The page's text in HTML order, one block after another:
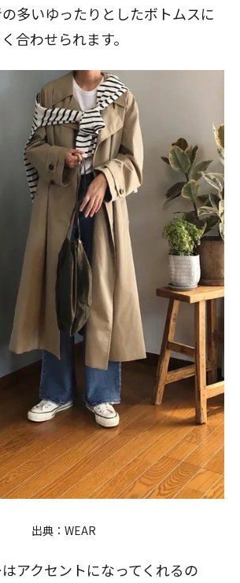
多いゆったりとしたボトムスに
合わせられます。
出典： WEAR
アクセントになってくれるの